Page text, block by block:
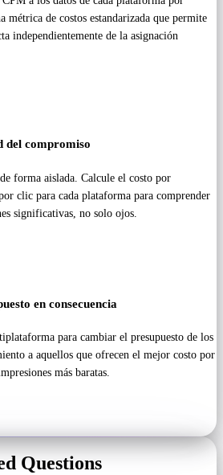
métrica de costos estandarizada que permite
independientemente de la asignación
del compromiso
forma aislada. Calcule el costo por
clic para cada plataforma para comprender
significativas, no solo ojos.
en consecuencia
para cambiar el presupuesto de los
a aquellos que ofrecen el mejor costo por
más baratas.
Questions